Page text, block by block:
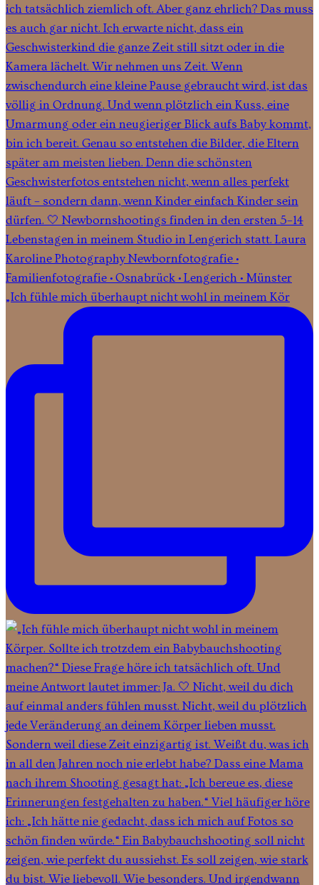
„Ich fühle mich überhaupt nicht wohl in meinem Kör